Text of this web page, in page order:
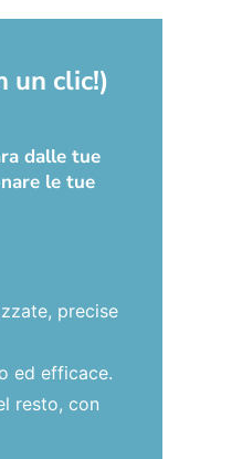
un clic!)
dalle tue
le tue
precise
ed efficace.
resto, con